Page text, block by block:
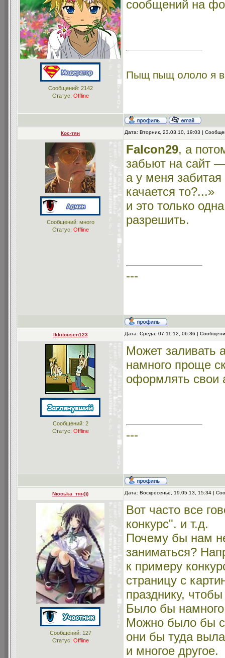
Сообщений: 2142
Статус: Offline
сообщений на
Пыщ пыщ ололо я
Кос-тян Дата: Вторник, 23.03.10, 19:03 |
Сообщений: много
Статус: Offline
Falcon29, а
забьют на сайт
а у меня
качается то?...»
и это только
разрешить.
---
Ikkitousen123 Дата: Среда, 07.11.12, 06:36 |
Сообщений: 2
Статус: Offline
Может заливать
намного проще
оформлять свои
---
Nюсьkа_тян))) Дата: Воскресенье, 19.05.13, 15:34 |
Сообщений: 127
Статус: Offline
Вот часто все
конкурс". и т.д.
Почему бы нам
заниматься?
к примеру
страницу с
празднику,
Было бы
Можно было бы
они бы туда
и многое другое.